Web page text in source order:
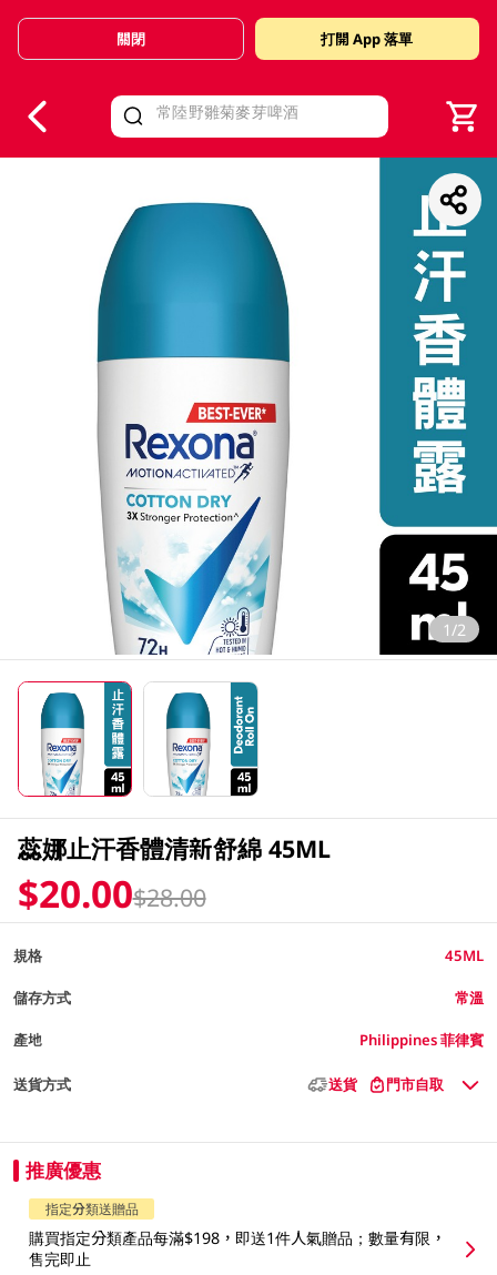
Valid Until 30 June 2026
關閉 打開 App 落單
1/2
蕊娜止汗香體清新舒綿 45ML
$20.00$28.00
規格 45ML
儲存方式 常溫
產地 Philippines 菲律賓
送貨方式 送貨 門市自取
推廣優惠
指定分類送贈品
購買指定分類產品每滿$198，即送1件人氣贈品；數量有限，
售完即止